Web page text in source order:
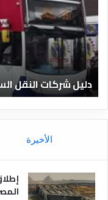
ل
ل
ف
ا
د
ق
ا
ل
ر
ي
ة
دليل الفنادق
الأخيرة